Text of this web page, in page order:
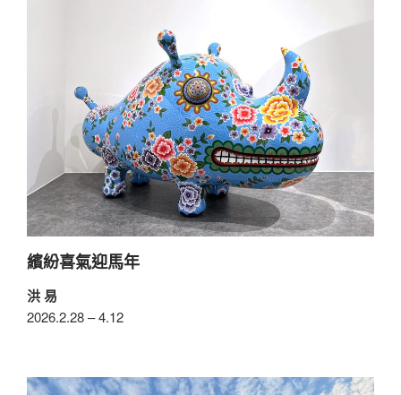
繽紛喜氣迎馬年
洪 易
2026.2.28 – 4.12